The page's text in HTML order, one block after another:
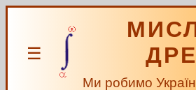
☰
Ми робимо